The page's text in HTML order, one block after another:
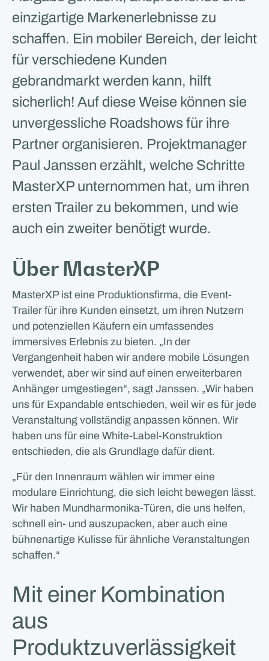
einzigartige Markenerlebnisse zu
schaffen. Ein mobiler Bereich, der leicht
für verschiedene Kunden
gebrandmarkt werden kann, hilft
sicherlich! Auf diese Weise können sie
unvergessliche Roadshows für ihre
Partner organisieren. Projektmanager
Paul Janssen erzählt, welche Schritte
MasterXP unternommen hat, um ihren
ersten Trailer zu bekommen, und wie
auch ein zweiter benötigt wurde.
Über MasterXP
MasterXP ist eine Produktionsfirma, die Event-
Trailer für ihre Kunden einsetzt, um ihren Nutzern
und potenziellen Käufern ein umfassendes
immersives Erlebnis zu bieten. „In der
Vergangenheit haben wir andere mobile Lösungen
verwendet, aber wir sind auf einen erweiterbaren
Anhänger umgestiegen“, sagt Janssen. „Wir haben
uns für Expandable entschieden, weil wir es für jede
Veranstaltung vollständig anpassen können. Wir
haben uns für eine White-Label-Konstruktion
entschieden, die als Grundlage dafür dient.
„Für den Innenraum wählen wir immer eine
modulare Einrichtung, die sich leicht bewegen lässt.
Wir haben Mundharmonika-Türen, die uns helfen,
schnell ein- und auszupacken, aber auch eine
bühnenartige Kulisse für ähnliche Veranstaltungen
schaffen.“
Mit einer Kombination
aus
Produktzuverlässigkeit